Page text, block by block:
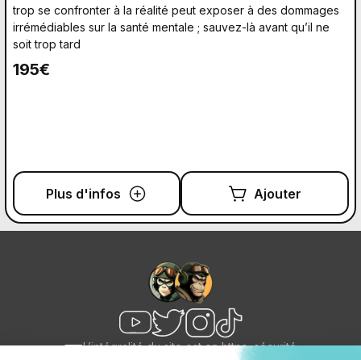
trop se confronter à la réalité peut exposer à des dommages
irrémédiables sur la santé mentale ; sauvez-là avant qu’il ne
soit trop tard
195€
Plus d'infos Ajouter
L’intégralité du site est en https, sécurité